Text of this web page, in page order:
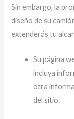
Sin embargo, la
diseño de su
extenderás tu
Su página
incluya
otra
del sitio.